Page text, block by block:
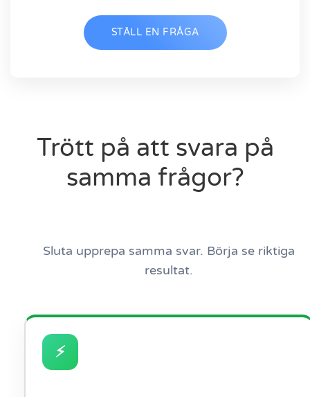
STÄLL EN FRÅGA
Trött på att svara på
samma frågor?
Sluta upprepa samma svar. Börja se riktiga
resultat.
⚡